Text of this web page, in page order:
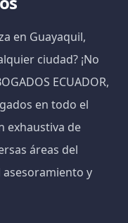
en Guayaquil,
ciudad? ¡No
ECUADOR,
en todo el
exhaustiva de
áreas del
y